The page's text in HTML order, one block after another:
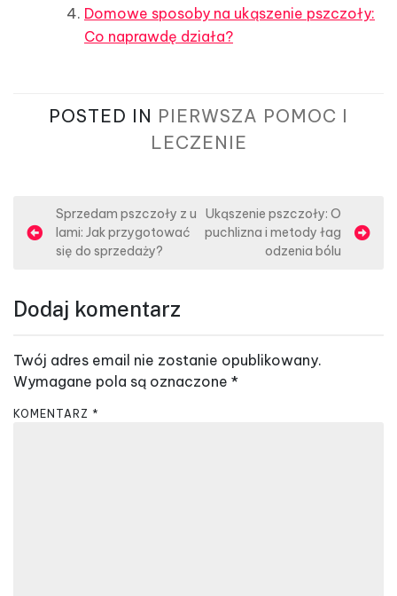
Domowe sposoby na ukąszenie pszczoły:
Co naprawdę działa?
POSTED IN PIERWSZA POMOC I
LECZENIE
a
g
a
c
j
Sprzedam pszczoły z u
lami: Jak przygotować
się do sprzedaży?
Ukąszenie pszczoły: O
puchlizna i metody łag
odzenia bólu
Dodaj komentarz
Twój adres email nie zostanie opublikowany.
Wymagane pola są oznaczone *
KOMENTARZ *